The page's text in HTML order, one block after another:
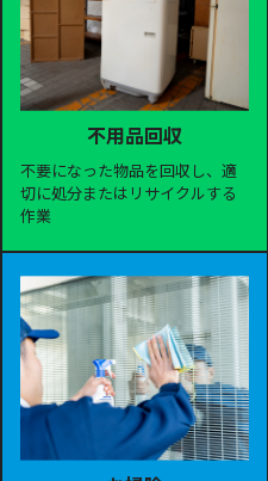
不用品回収
不要になった物品を回収し、適
切に処分またはリサイクルする
作業